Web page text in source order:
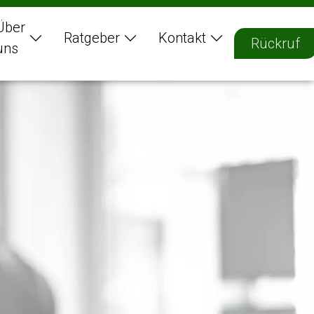
Ratgeber Kontakt Rückruf